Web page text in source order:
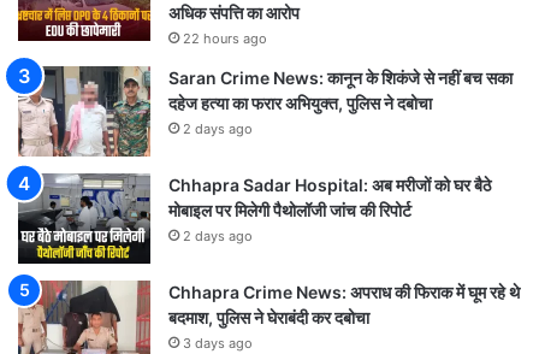
अधिक संपत्ति का आरोप
22 hours ago
Saran Crime News: कानून के शिकंजे से नहीं बच सका
दहेज हत्या का फरार अभियुक्त, पुलिस ने दबोचा
2 days ago
Chhapra Sadar Hospital: अब मरीजों को घर बैठे
मोबाइल पर मिलेगी पैथोलॉजी जांच की रिपोर्ट
2 days ago
Chhapra Crime News: अपराध की फिराक में घूम रहे थे
बदमाश, पुलिस ने घेराबंदी कर दबोचा
3 days ago